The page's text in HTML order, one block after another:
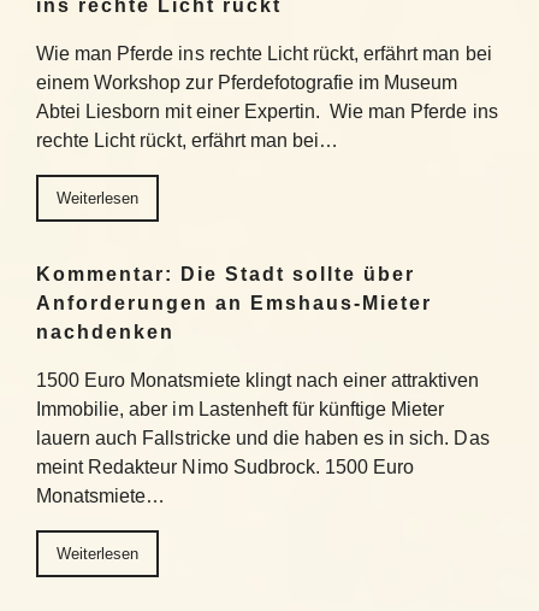
ins rechte Licht rückt
Wie man Pferde ins rechte Licht rückt, erfährt man bei
einem Workshop zur Pferdefotografie im Museum
Abtei Liesborn mit einer Expertin. Wie man Pferde ins
rechte Licht rückt, erfährt man bei…
Weiterlesen
Kommentar: Die Stadt sollte über
Anforderungen an Emshaus-Mieter
nachdenken
1500 Euro Monatsmiete klingt nach einer attraktiven
Immobilie, aber im Lastenheft für künftige Mieter
lauern auch Fallstricke und die haben es in sich. Das
meint Redakteur Nimo Sudbrock. 1500 Euro
Monatsmiete…
Weiterlesen